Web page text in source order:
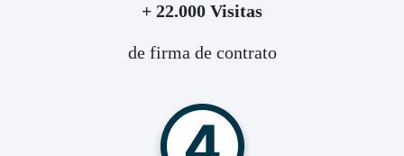
+ 22.000 Visitas
de firma de contrato